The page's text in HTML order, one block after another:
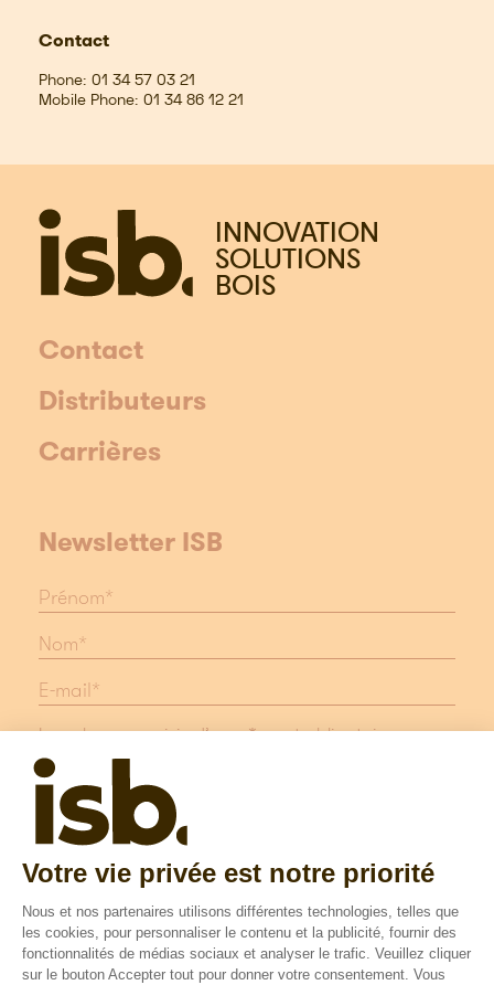
Contact
Phone: 01 34 57 03 21
Mobile Phone: 01 34 86 12 21
INNOVATION
SOLUTIONS
BOIS
Contact
Distributeurs
Carrières
Newsletter ISB
Les champs suivis d'une * sont obligatoires
Protection des données
Mentions légales
Suivez nous